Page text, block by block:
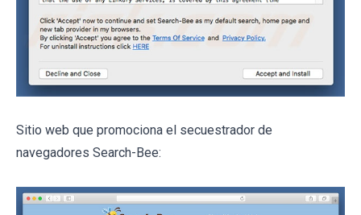
Sitio web que promociona el secuestrador de
navegadores Search-Bee: